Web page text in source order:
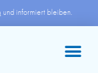
und informiert bleiben.